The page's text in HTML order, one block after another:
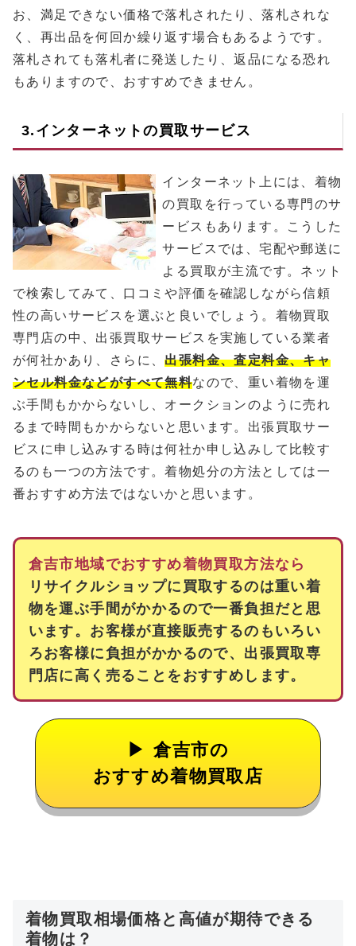
お、満足できない価格で落札されたり、落札されな
く、再出品を何回か繰り返す場合もあるようです。
落札されても落札者に発送したり、返品になる恐れ
もありますので、おすすめできません。
3.インターネットの買取サービス
インターネット上には、着物
の買取を行っている専門のサ
ービスもあります。こうした
サービスでは、宅配や郵送に
よる買取が主流です。ネット
で検索してみて、口コミや評価を確認しながら信頼
性の高いサービスを選ぶと良いでしょう。着物買取
専門店の中、出張買取サービスを実施している業者
が何社かあり、さらに、出張料金、査定料金、キャ
ンセル料金などがすべて無料なので、重い着物を運
ぶ手間もかからないし、オークションのように売れ
るまで時間もかからないと思います。出張買取サー
ビスに申し込みする時は何社か申し込みして比較す
るのも一つの方法です。着物処分の方法としては一
番おすすめ方法ではないかと思います。
倉吉市地域でおすすめ着物買取方法なら
リサイクルショップに買取するのは重い着
物を運ぶ手間がかかるので一番負担だと思
います。お客様が直接販売するのもいろい
ろお客様に負担がかかるので、出張買取専
門店に高く売ることをおすすめします。
倉吉市の
おすすめ着物買取店
着物買取相場価格と高値が期待できる
着物は？